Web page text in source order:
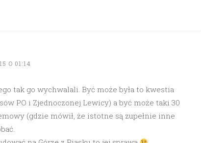
O 01:14
tak go wychwalali. Być może była to kwestia
PO i Zjednoczonej Lewicy) a być może taki 30
(gdzie mówił, że istotne są zupełnie inne